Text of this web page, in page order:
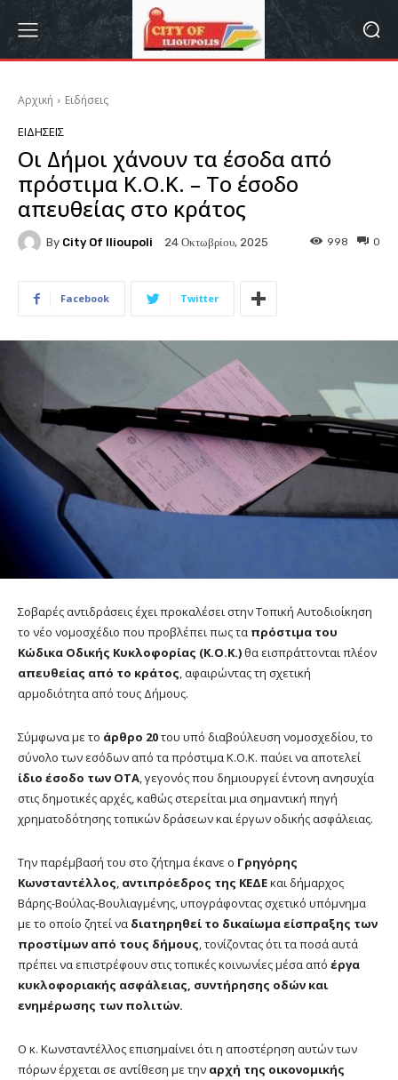
Αρχική Ειδήσεις
ΕΙΔΉΣΕΙΣ
Οι Δήμοι χάνουν τα έσοδα από
πρόστιμα Κ.Ο.Κ. – Το έσοδο
απευθείας στο κράτος
By City Of Ilioupoli 24 Οκτωβρίου, 2025 0
998
Facebook Twitter
Σοβαρές αντιδράσεις έχει προκαλέσει στην Τοπική Αυτοδιοίκηση
το νέο νομοσχέδιο που προβλέπει πως τα πρόστιμα του
Κώδικα Οδικής Κυκλοφορίας (Κ.Ο.Κ.)θα εισπράττονται πλέον
απευθείας από το κράτος, αφαιρώντας τη σχετική
αρμοδιότητα από τους Δήμους.
Σύμφωνα με το άρθρο 20του υπό διαβούλευση νομοσχεδίου, το
σύνολο των εσόδων από τα πρόστιμα Κ.Ο.Κ. παύει να αποτελεί
ίδιο έσοδο των ΟΤΑ, γεγονός που δημιουργεί έντονη ανησυχία
στις δημοτικές αρχές, καθώς στερείται μια σημαντική πηγή
χρηματοδότησης τοπικών δράσεων και έργων οδικής ασφάλειας.
Την παρέμβασή του στο ζήτημα έκανε ο Γρηγόρης
Κωνσταντέλλος, αντιπρόεδρος της ΚΕΔΕκαι δήμαρχος
Βάρης-Βούλας-Βουλιαγμένης, υπογράφοντας σχετικό υπόμνημα
με το οποίο ζητεί να διατηρηθεί το δικαίωμα είσπραξης των
προστίμων από τους δήμους, τονίζοντας ότι τα ποσά αυτά
πρέπει να επιστρέφουν στις τοπικές κοινωνίες μέσα από έργα
κυκλοφοριακής ασφάλειας, συντήρησης οδών και
ενημέρωσης των πολιτών.
Ο κ. Κωνσταντέλλος επισημαίνει ότι η αποστέρηση αυτών των
πόρων έρχεται σε αντίθεση με την αρχή της οικονομικής